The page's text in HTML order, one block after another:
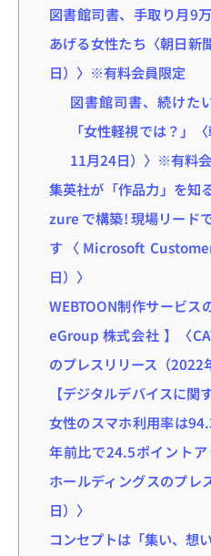
図書館司書、手取り月9
あげる女性たち〈朝日
日）〉※有料会員限定
図書館司書、続けた
「女性軽視では？」
11月24日）〉※有料
集英社が「作品力」を知
zure で構築! 現場リード
す〈Microsoft
日）〉
WEBTOON制作サービ
eGroup 株式会社 】〈
のプレスリリース（2022
【デジタルデバイスに
女性のスマホ利用率は
年前比で24.5ポイント
ホールディングスのプ
日）〉
コンセプトは「集い、想